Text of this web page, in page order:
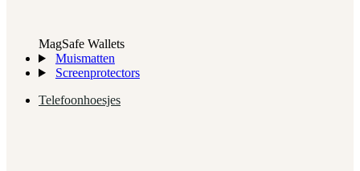
MagSafe Wallets
Muismatten
Screenprotectors
Telefoonhoesjes